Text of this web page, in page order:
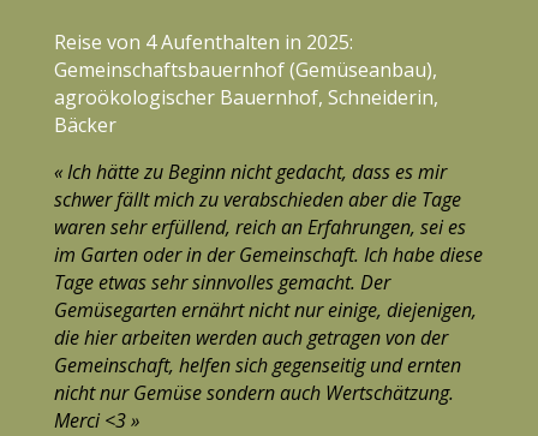
Reise von 4 Aufenthalten in 2025:
Gemeinschaftsbauernhof (Gemüseanbau),
agroökologischer Bauernhof, Schneiderin,
Bäcker
« Ich hätte zu Beginn nicht gedacht, dass es mir
schwer fällt mich zu verabschieden aber die Tage
waren sehr erfüllend, reich an Erfahrungen, sei es
im Garten oder in der Gemeinschaft. Ich habe diese
Tage etwas sehr sinnvolles gemacht. Der
Gemüsegarten ernährt nicht nur einige, diejenigen,
die hier arbeiten werden auch getragen von der
Gemeinschaft, helfen sich gegenseitig und ernten
nicht nur Gemüse sondern auch Wertschätzung.
Merci <3 »